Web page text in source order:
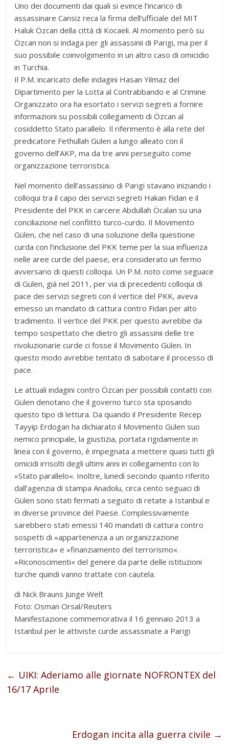
Uno dei documenti dai quali si evince l’incarico di
assassinare Cansiz reca la firma dell’ufficiale del MIT
Haluk Özcan della città di Kocaeli. Al momento però su
Özcan non si indaga per gli assassinii di Parigi, ma per il
suo possibile coinvolgimento in un altro caso di omicidio
in Turchia.
Il P.M. incaricato delle indagini Hasan Yilmaz del
Dipartimento per la Lotta al Contrabbando e al Crimine
Organizzato ora ha esortato i servizi segreti a fornire
informazioni su possibili collegamenti di Özcan al
cosiddetto Stato parallelo. Il riferimento è alla rete del
predicatore Fethullah Gülen a lungo alleato con il
governo dell’AKP, ma da tre anni perseguito come
organizzazione terroristica.
Nel momento dell’assassinio di Parigi stavano iniziando i
colloqui tra il capo dei servizi segreti Hakan Fidan e il
Presidente del PKK in carcere Abdullah Öcalan su una
conciliazione nel conflitto turco-curdo. Il Movimento
Gülen, che nel caso di una soluzione della questione
curda con l’inclusione del PKK teme per la sua influenza
nelle aree curde del paese, era considerato un fermo
avversario di questi colloqui. Un P.M. noto come seguace
di Gülen, già nel 2011, per via di precedenti colloqui di
pace dei servizi segreti con il vertice del PKK, aveva
emesso un mandato di cattura contro Fidan per alto
tradimento. Il vertice del PKK per questo avrebbe da
tempo sospettato che dietro gli assassinii delle tre
rivoluzionarie curde ci fosse il Movimento Gülen. In
questo modo avrebbe tentato di sabotare il processo di
pace.
Le attuali indagini contro Özcan per possibili contatti con
Gülen denotano che il governo turco sta sposando
questo tipo di lettura. Da quando il Presidente Recep
Tayyip Erdogan ha dichiarato il Movimento Gülen suo
nemico principale, la giustizia, portata rigidamente in
linea con il governo, è impegnata a mettere quasi tutti gli
omicidi irrisolti degli ultimi anni in collegamento con lo
»Stato parallelo«. Inoltre, lunedì secondo quanto riferito
dall’agenzia di stampa Anadolu, circa cento seguaci di
Gülen sono stati fermati a seguito di retate a Istanbul e
in diverse province del Paese. Complessivamente
sarebbero stati emessi 140 mandati di cattura contro
sospetti di »appartenenza a un organizzazione
terroristica« e »finanziamento del terrorismo«.
»Riconoscimenti« del genere da parte delle istituzioni
turche quindi vanno trattate con cautela.
di Nick Brauns Junge Welt
Foto: Osman Orsal/Reuters
Manifestazione commemorativa il 16 gennaio 2013 a
Istanbul per le attiviste curde assassinate a Parigi
← UIKI: Aderiamo alle giornate NOFRONTEX del
16/17 Aprile
Erdogan incita alla guerra civile →